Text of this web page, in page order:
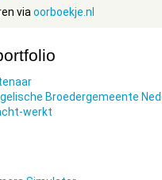
via oorboekje.nl
Broedergemeente
werkt